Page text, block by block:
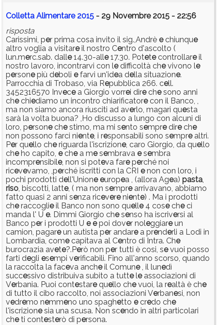
Colletta Alimentare 2015 - 29 Novembre 2015 - 22:56
risposta
Carissimi, per prima cosa invito il sig.,Andrè echiunque
altro voglia a visitareil nostro Centro d'ascolto (
lun.merc.sab. dalle14.30-alle17.30. Potetecontrollareil
nostro lavoro, incontrarvi con ledifficoltà chevivono le
personepiù deboli efarvi un'idea della situazione.
Parrocchia di Trobaso, via Repubblica 266. cell.
3452316570 Invecea Giorgio vorrei direchesono anni
chechiediamo un incontro chiarificatorecon il Banco, ,
ma non siamo ancora riusciti ad averlo, magari questa
sarà la volta buona? ,Ho discusso a lungo con alcuni di
loro, personechestimo, ma mi sento sempredireche
non possono farci niente, i responsabili sono semprealtri.
Per quello cheriguarda l'iscrizione, caro Giorgio, da quello
cheho capito, echea mesembrava esembra
incomprensibile, non si poteva fareperché noi
ricevevamo, ,perché iscritti con la CRI enon con loro, i
pochi prodotti dell'Unione europea , (allora Agea) pasta,
riso, biscotti, latte, ( ma non semprearrivavano, abbiamo
fatto quasi 2 anni senza ricevereniente) . Ma i prodotti
cheraccoglieil Banco non sono quelle4 cosecheci
manda l' U e. Dimmi Giorgio chesenso ha iscriversi al
Banco per i prodotti U e epoi dover noleggiareun
camion, pagareun autista per andarea prenderli a Lodi in
Lombardia, comecapitava al Centro di Intra. Che
burocrazia avete?.Però non per tutti è cosi, sevuoi posso
farti degli esempi verificabili. Fino all'anno scorso, quando
la raccolta la faceva ancheil Comune, il lunedì
successivo distribuiva subito a tutteleassociazioni di
Verbania. Puoi contestarequello chevuoi, la realtà è che
di tutto il cibo raccolto, noi associazioni Verbanesi, non
vedremo nemmeno uno spaghetto ecredo che
l'iscrizionesia una scusa. Non scendo in altri particolari
cheti contesterò di persona.